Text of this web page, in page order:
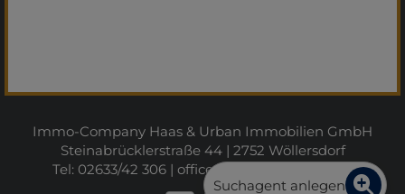
Immo-Company Haas & Urban Immobilien GmbH
Steinabrücklerstraße 44 | 2752 Wöllersdorf
Tel: 02633/42 306 | office@immo-company.at
Suchagent anlegen